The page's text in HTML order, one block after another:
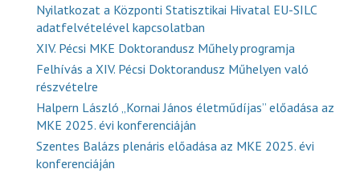
Nyilatkozat a Központi Statisztikai Hivatal EU-SILC
adatfelvételével kapcsolatban
XIV. Pécsi MKE Doktorandusz Műhely programja
Felhívás a XIV. Pécsi Doktorandusz Műhelyen való
részvételre
Halpern László „Kornai János életműdíjas” előadása az
MKE 2025. évi konferenciáján
Szentes Balázs plenáris előadása az MKE 2025. évi
konferenciáján